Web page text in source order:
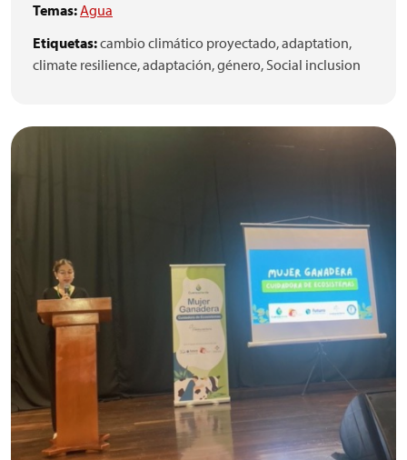
Temas:Agua
Etiquetas:cambio climático proyectado,adaptation,
climate resilience,adaptación,género, Social inclusion
Imagen